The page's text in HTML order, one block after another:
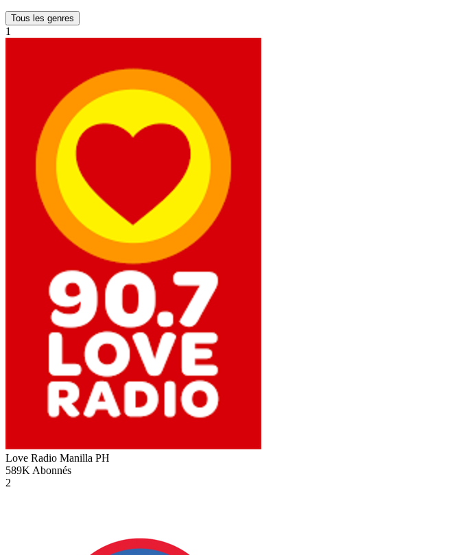
Tous les genres
1
Love Radio Manilla PH
589K Abonnés
2